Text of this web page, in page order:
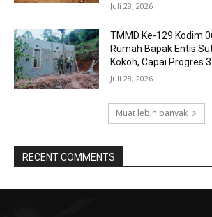
Juli 28, 2026
TMMD Ke-129 Kodim
Rumah Bapak Entis
Kokoh, Capai Progres
Juli 28, 2026
Muat lebih banyak
RECENT COMMENTS